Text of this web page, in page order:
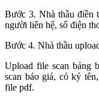
Bước 3. Nhà thầu điền
người liên hệ, số điện
Bước 4. Nhà thầu
Upload file scan bảng
scan báo giá, có ký
file pdf.